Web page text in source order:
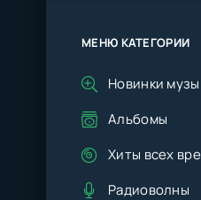
МЕНЮ КАТЕГОРИИ
Новинки
Альбомы
Хиты всех
Радиоволны